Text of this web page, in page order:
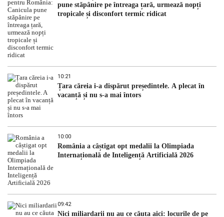
pune stăpânire pe întreaga țară, urmează nopți
tropicale și disconfort termic ridicat
10:21
Țara căreia i-a dispărut președintele. A plecat în
vacanță și nu s-a mai întors
10:00
România a câștigat opt medalii la Olimpiada
Internațională de Inteligență Artificială 2026
09:42
Nici miliardarii nu au ce căuta aici: locurile de pe